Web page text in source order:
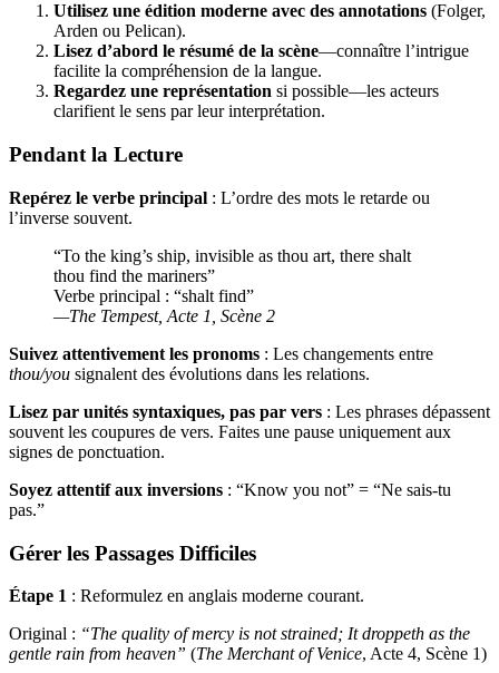
Utilisez une édition moderne avec des annotations (Folger,
Arden ou Pelican).
Lisez d’abord le résumé de la scène—connaître l’intrigue
facilite la compréhension de la langue.
Regardez une représentation si possible—les acteurs
clarifient le sens par leur interprétation.
Pendant la Lecture
Repérez le verbe principal : L’ordre des mots le retarde ou
l’inverse souvent.
“To the king’s ship, invisible as thou art, there shalt
thou find the mariners”
Verbe principal : “shalt find”
—The Tempest, Acte 1, Scène 2
Suivez attentivement les pronoms : Les changements entre
thou/you signalent des évolutions dans les relations.
Lisez par unités syntaxiques, pas par vers : Les phrases dépassent
souvent les coupures de vers. Faites une pause uniquement aux
signes de ponctuation.
Soyez attentif aux inversions : “Know you not” = “Ne sais-tu
pas.”
Gérer les Passages Difficiles
Étape 1 : Reformulez en anglais moderne courant.
Original : “The quality of mercy is not strained; It droppeth as the
gentle rain from heaven” (The Merchant of Venice, Acte 4, Scène 1)